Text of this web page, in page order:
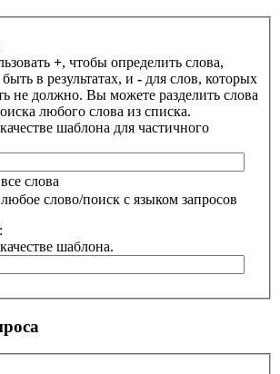
+, чтобы определить слова,
в результатах, и - для слов, которых
не должно. Вы можете разделить слова
любого слова из списка.
шаблона для частичного
слова
слово/поиск с языком запросов
шаблона.